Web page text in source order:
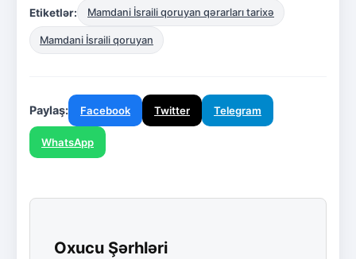
Etiketlər: Mamdani İsraili qoruyan qərarları tarixə
Mamdani İsraili qoruyan
Paylaş: Facebook Twitter Telegram
WhatsApp
Oxucu Şərhləri